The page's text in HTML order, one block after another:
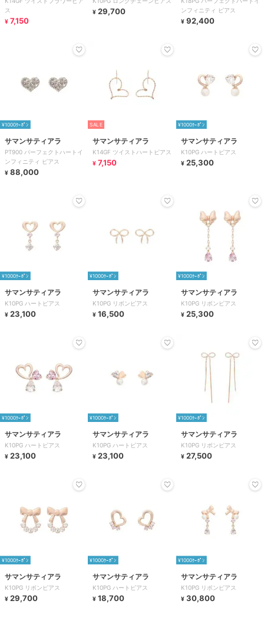
ス
¥ 7,150
¥ 29,700
ンフィニティ ピアス
¥ 92,400
¥1000ｸｰﾎﾟﾝ
サマンサティアラ
PT900 パーフェクトハートイ
ンフィニティ ピアス
¥ 88,000
SALE
サマンサティアラ
K14GF ツイストハートピアス
¥ 7,150
¥1000ｸｰﾎﾟﾝ
サマンサティアラ
K10PG ハートピアス
¥ 25,300
¥1000ｸｰﾎﾟﾝ
サマンサティアラ
K10PG ハートピアス
¥ 23,100
¥1000ｸｰﾎﾟﾝ
サマンサティアラ
K10PG リボンピアス
¥ 16,500
¥1000ｸｰﾎﾟﾝ
サマンサティアラ
K10PG リボンピアス
¥ 25,300
¥1000ｸｰﾎﾟﾝ
サマンサティアラ
K10PG ハートピアス
¥ 23,100
¥1000ｸｰﾎﾟﾝ
サマンサティアラ
K10PG ハートピアス
¥ 23,100
¥1000ｸｰﾎﾟﾝ
サマンサティアラ
K10PG リボンピアス
¥ 27,500
¥1000ｸｰﾎﾟﾝ
サマンサティアラ
K10PG リボンピアス
¥ 29,700
¥1000ｸｰﾎﾟﾝ
サマンサティアラ
K10PG ハートピアス
¥ 18,700
¥1000ｸｰﾎﾟﾝ
サマンサティアラ
K10PG リボンピアス
¥ 30,800